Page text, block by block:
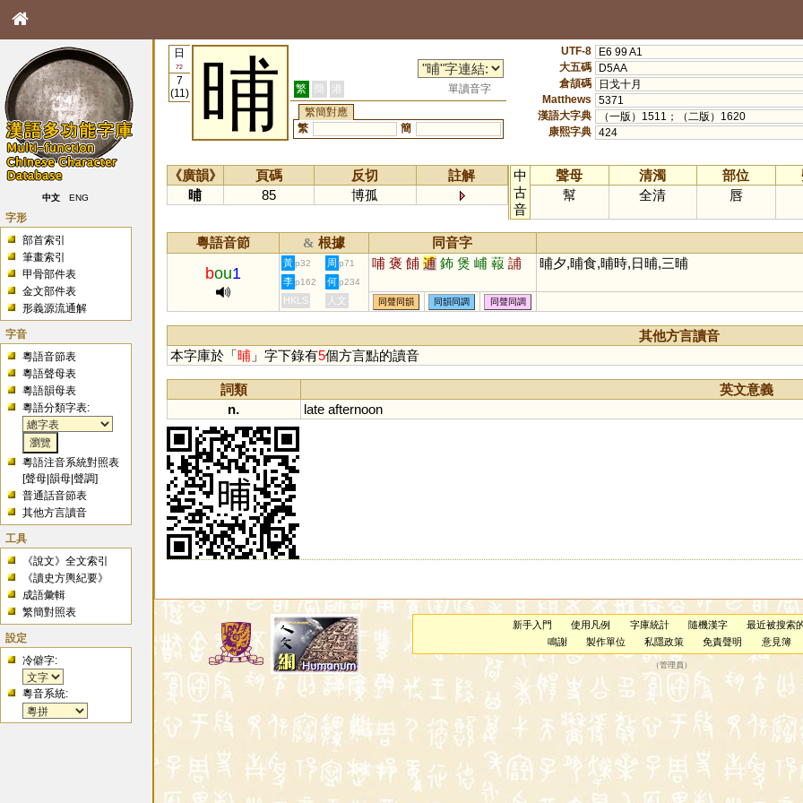
中文 ENG
字形
部首索引
筆畫索引
甲骨部件表
金文部件表
形義源流通解
字音
粵語音節表
粵語聲母表
粵語韻母表
粵語分類字表:
粵語注音系統對照表
[聲母 |韻母 |聲調]
普通話音節表
其他方言讀音
工具
《說文》全文索引
《讀史方輿紀要》
成語彙輯
繁簡對照表
設定
冷僻字:
粵音系統:
日
72
7
(11)
晡 繁 簡 港
單讀音字
繁簡對應
繁
簡
UTF-8
E6 99 A1
大五碼
D5AA
倉頡碼
日戈十月
Matthews
5371
漢語大字典
（一版）1511；（二版）1620
康熙字典 424
《廣韻》 頁碼 反切
註解
晡
85 博孤
中
古
音
聲母 清濁 部位
幫
全清 唇
粵語音節 & 根據 同音字
bou1
黃 p32 周 p71 哺 褒 餔 逋 鈽 煲 峬 蕔 誧 晡夕,晡食,晡時,日晡,三晡
李 p162 何 p234
HKLS 人文 同聲同韻 同韻同調 同聲同調
其他方言讀音
本字庫於「晡」字下錄有5個方言點的讀音
詞類
英文意義
n.
late afternoon
新手入門 使用凡例 字庫統計 隨機漢字
最近被搜索
鳴謝
製作單位 私隱政策 免責聲明 意見簿
（管理員 ）